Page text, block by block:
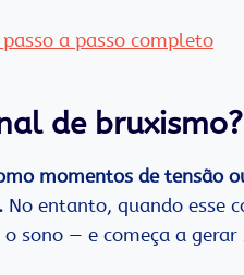
a passo completo
de bruxismo?
momentos de tensão
No entanto, quando esse
sono — e começa a gerar